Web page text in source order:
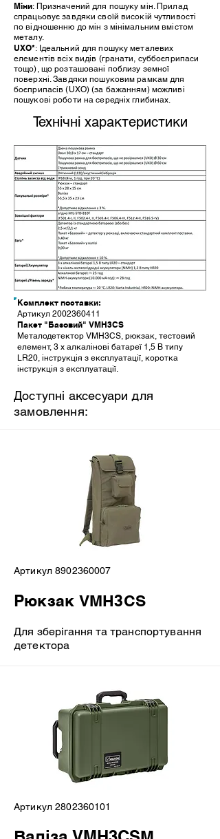
Міни: Призначений для пошуку мін. Прилад
спрацьовує завдяки своїй високій чутливості
по відношенню до мін з мінімальним вмістом
металу.
UXO*: Ідеальний для пошуку металевих
елементів всіх видів (гранати, суббоєприпаси
тощо), що розташовані поблизу земної
поверхні. Завдяки пошуковим рамкам для
боєприпасів (UXO) (за бажанням) можливі
пошукові роботи на середніх глибинах.
Технічні характеристики
Комплект поставки:
Артикул 2002360411
Пакет "Базовий" VMH3CS
Металодетектор VMH3CS, рюкзак, тестовий
елемент, 3 x алкалінові батареї 1,5 В типу
LR20, інструкція з експлуатації, коротка
інструкція з експлуатації.
Доступні аксесуари для
замовлення:
Артикул8902360007
Рюкзак VMH3CS
Для зберігання та транспортування
детектора
Артикул2802360101